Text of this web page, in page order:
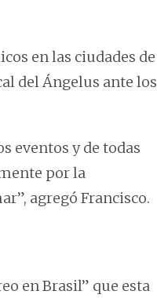
en las ciudades de
del Ángelus ante los
eventos y de todas
por la
agregó Francisco.
en Brasil” que esta